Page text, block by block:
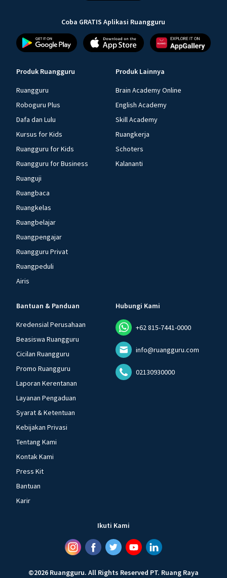
Coba GRATIS Aplikasi Ruangguru
Produk Ruangguru
Ruangguru
Roboguru Plus
Dafa dan Lulu
Kursus for Kids
Ruangguru for Kids
Ruangguru for Business
Ruanguji
Ruangbaca
Ruangkelas
Ruangbelajar
Ruangpengajar
Ruangguru Privat
Ruangpeduli
Airis
Produk Lainnya
Brain Academy Online
English Academy
Skill Academy
Ruangkerja
Schoters
Kalananti
Bantuan & Panduan
Kredensial Perusahaan
Beasiswa Ruangguru
Cicilan Ruangguru
Promo Ruangguru
Laporan Kerentanan
Layanan Pengaduan
Syarat & Ketentuan
Kebijakan Privasi
Tentang Kami
Kontak Kami
Press Kit
Bantuan
Karir
Hubungi Kami
+62 815-7441-0000
info@ruangguru.com
02130930000
Ikuti Kami
©2026 Ruangguru. All Rights Reserved PT. Ruang Raya